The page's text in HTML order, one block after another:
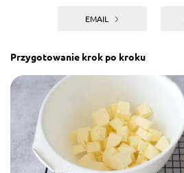
EMAIL
Przygotowanie krok po kroku